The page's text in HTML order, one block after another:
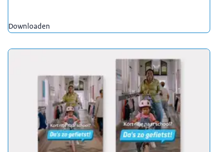
Downloaden